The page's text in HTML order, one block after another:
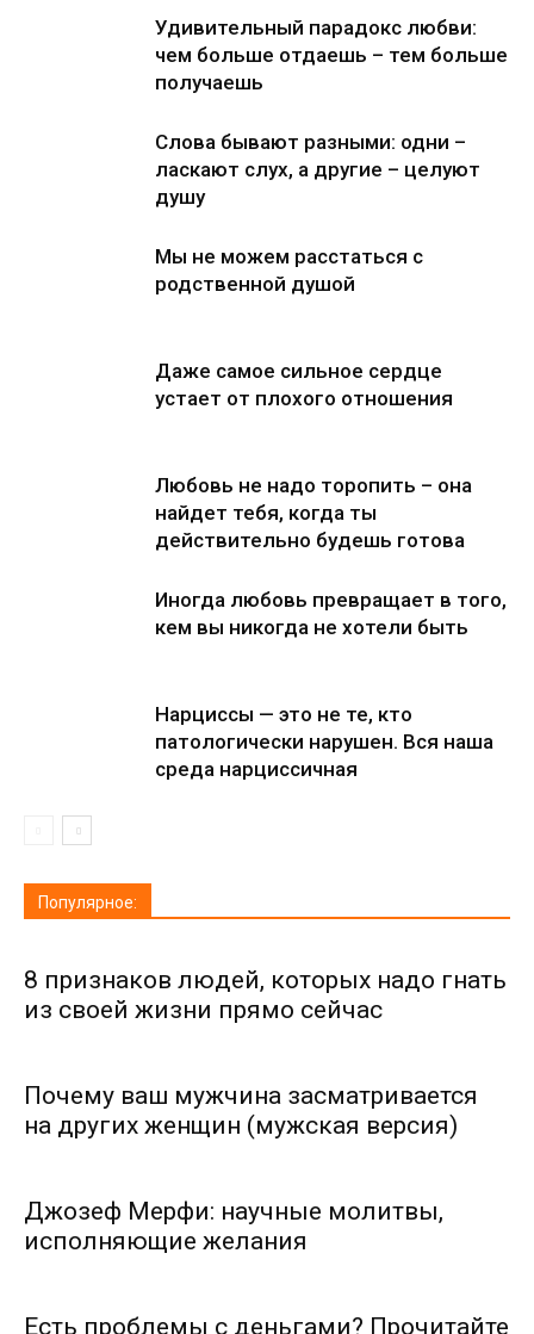
Удивительный парадокс любви:
чем больше отдаешь – тем больше
получаешь
Слова бывают разными: одни –
ласкают слух, а другие – целуют
душу
Мы не можем расстаться с
родственной душой
Даже самое сильное сердце
устает от плохого отношения
Любовь не надо торопить – она
найдет тебя, когда ты
действительно будешь готова
Иногда любовь превращает в того,
кем вы никогда не хотели быть
Нарциссы — это не те, кто
патологически нарушен. Вся наша
среда нарциссичная
Популярное:
8 признаков людей, которых надо гнать
из своей жизни прямо сейчас
Почему ваш мужчина засматривается
на других женщин (мужская версия)
Джозеф Мерфи: научные молитвы,
исполняющие желания
Есть проблемы с деньгами? Прочитайте